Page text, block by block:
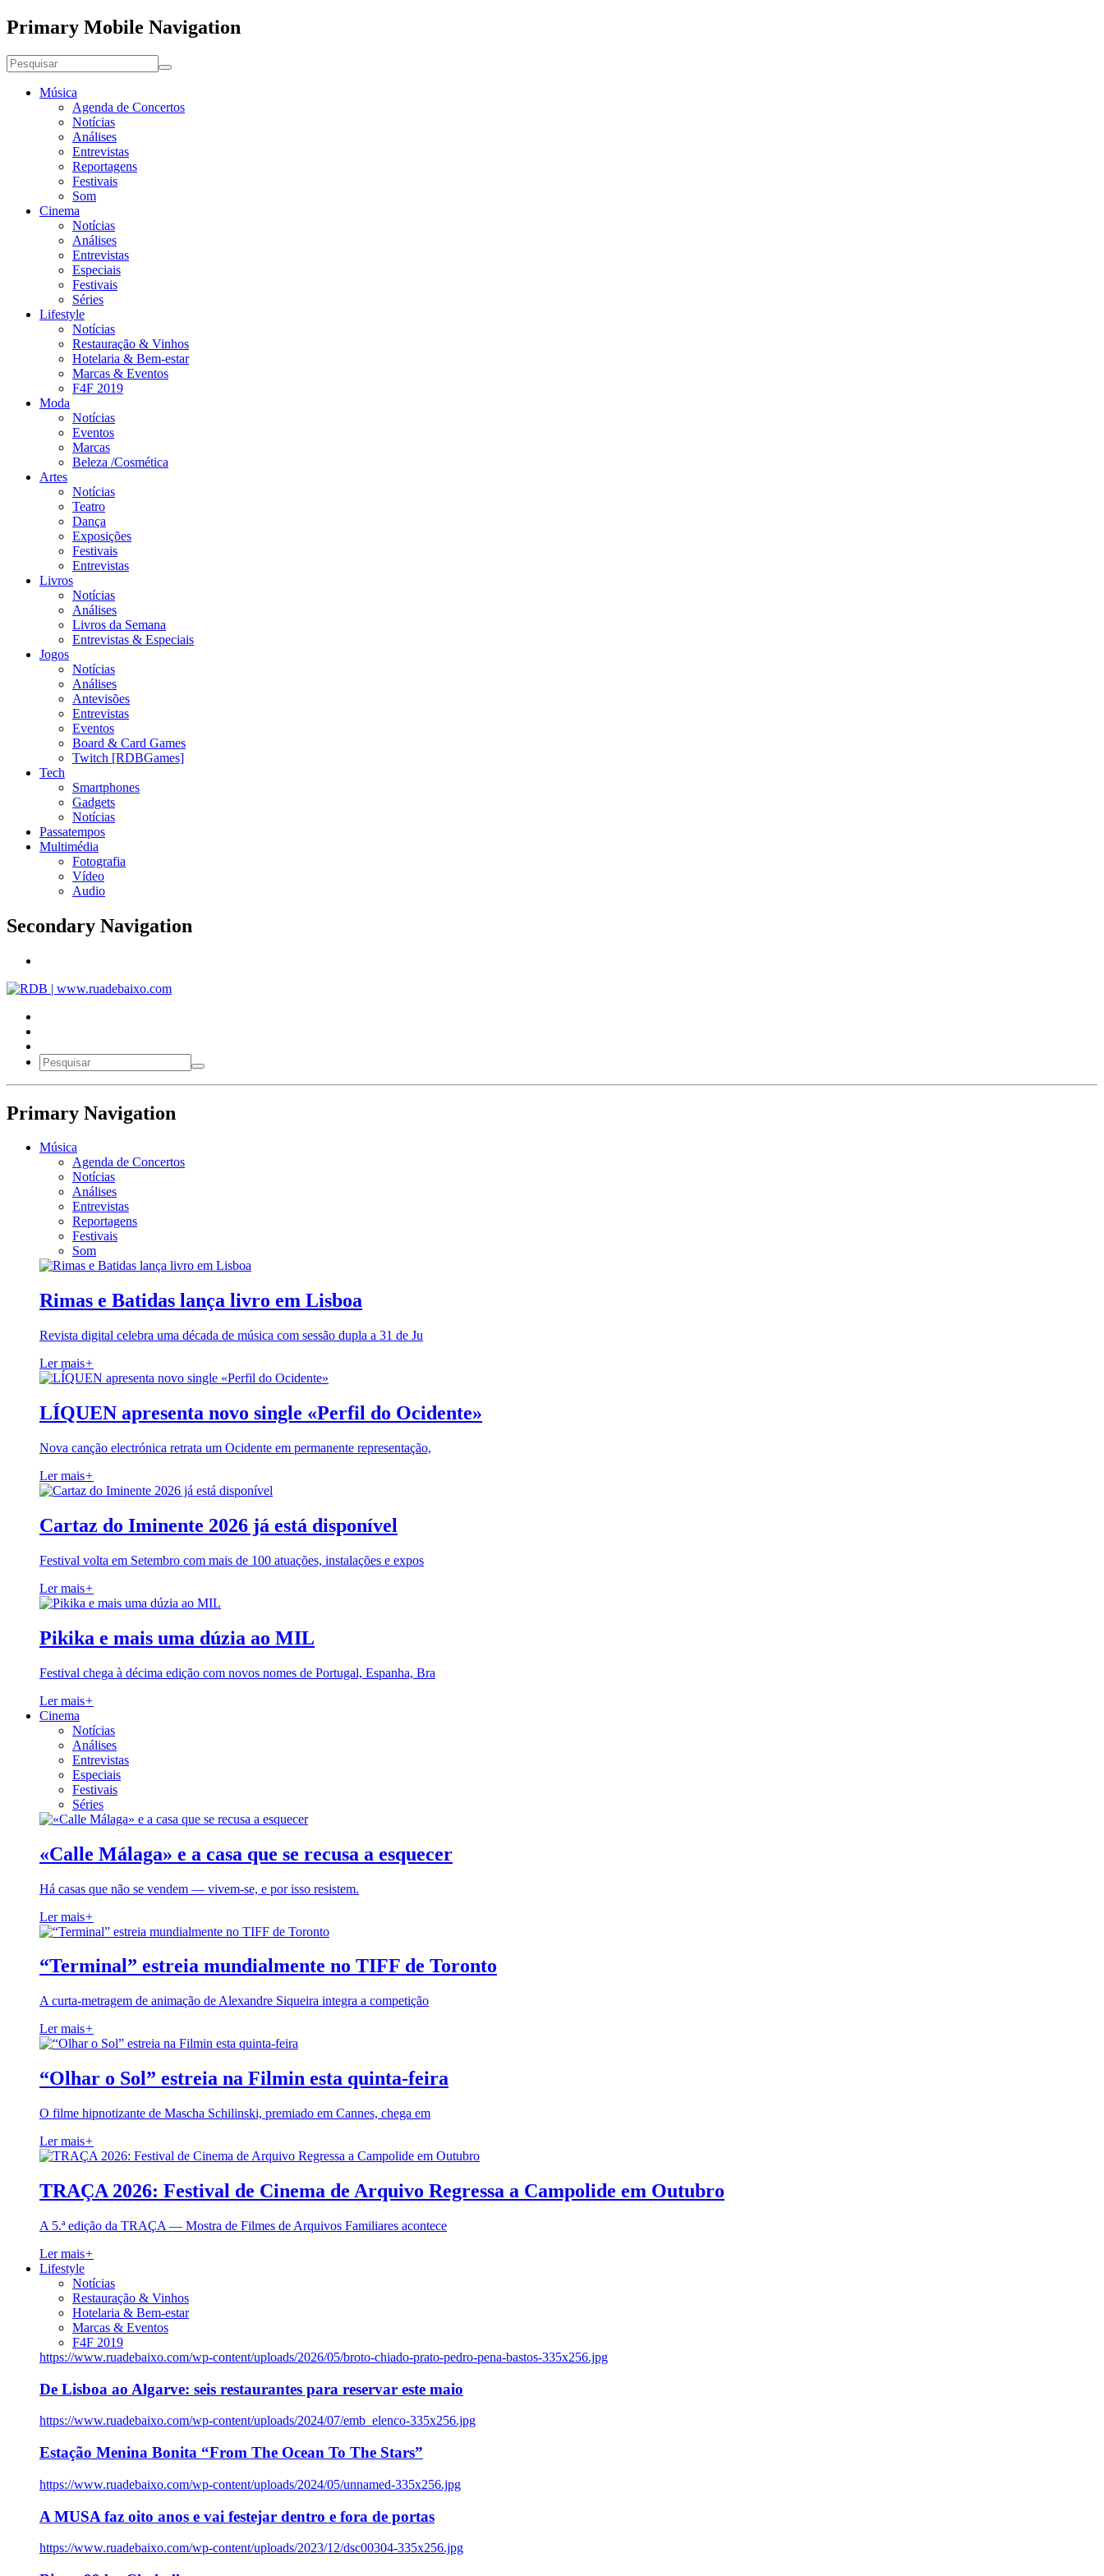
Primary Mobile Navigation
Música
Agenda de Concertos
Notícias
Análises
Entrevistas
Reportagens
Festivais
Som
Cinema
Notícias
Análises
Entrevistas
Especiais
Festivais
Séries
Lifestyle
Notícias
Restauração & Vinhos
Hotelaria & Bem-estar
Marcas & Eventos
F4F 2019
Moda
Notícias
Eventos
Marcas
Beleza /Cosmética
Artes
Notícias
Teatro
Dança
Exposições
Festivais
Entrevistas
Livros
Notícias
Análises
Livros da Semana
Entrevistas & Especiais
Jogos
Notícias
Análises
Antevisões
Entrevistas
Eventos
Board & Card Games
Twitch [RDBGames]
Tech
Smartphones
Gadgets
Notícias
Passatempos
Multimédia
Fotografia
Vídeo
Audio
Secondary Navigation
Primary Navigation
Música
Agenda de Concertos
Notícias
Análises
Entrevistas
Reportagens
Festivais
Som
Rimas e Batidas lança livro em Lisboa
Revista digital celebra uma década de música com sessão dupla a 31 de Ju
Ler mais+
LÍQUEN apresenta novo single «Perfil do Ocidente»
Nova canção electrónica retrata um Ocidente em permanente representação,
Ler mais+
Cartaz do Iminente 2026 já está disponível
Festival volta em Setembro com mais de 100 atuações, instalações e expos
Ler mais+
Pikika e mais uma dúzia ao MIL
Festival chega à décima edição com novos nomes de Portugal, Espanha, Bra
Ler mais+
Cinema
Notícias
Análises
Entrevistas
Especiais
Festivais
Séries
«Calle Málaga» e a casa que se recusa a esquecer
Há casas que não se vendem — vivem-se, e por isso resistem.
Ler mais+
“Terminal” estreia mundialmente no TIFF de Toronto
A curta-metragem de animação de Alexandre Siqueira integra a competição
Ler mais+
“Olhar o Sol” estreia na Filmin esta quinta-feira
O filme hipnotizante de Mascha Schilinski, premiado em Cannes, chega em
Ler mais+
TRAÇA 2026: Festival de Cinema de Arquivo Regressa a Campolide em Outubro
A 5.ª edição da TRAÇA — Mostra de Filmes de Arquivos Familiares acontece
Ler mais+
Lifestyle
Notícias
Restauração & Vinhos
Hotelaria & Bem-estar
Marcas & Eventos
F4F 2019
https://www.ruadebaixo.com/wp-content/uploads/2026/05/broto-chiado-prato-pedro-pena-bastos-335x256.jpg
De Lisboa ao Algarve: seis restaurantes para reservar este maio
https://www.ruadebaixo.com/wp-content/uploads/2024/07/emb_elenco-335x256.jpg
Estação Menina Bonita “From The Ocean To The Stars”
https://www.ruadebaixo.com/wp-content/uploads/2024/05/unnamed-335x256.jpg
A MUSA faz oito anos e vai festejar dentro e fora de portas
https://www.ruadebaixo.com/wp-content/uploads/2023/12/dsc00304-335x256.jpg